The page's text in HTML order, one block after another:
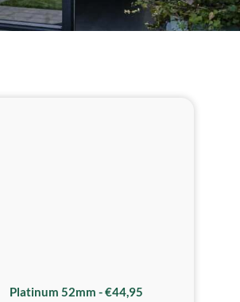
Platinum 52mm - €44,95